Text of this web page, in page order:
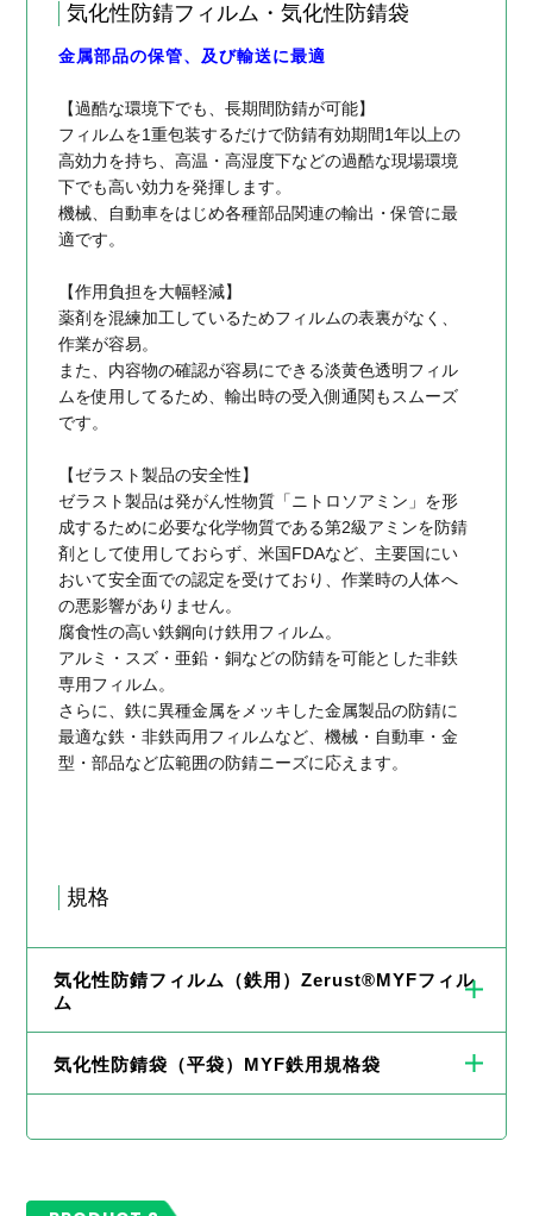
気化性防錆フィルム・気化性防錆袋
金属部品の保管、及び輸送に最適
【過酷な環境下でも、長期間防錆が可能】
フィルムを1重包装するだけで防錆有効期間1年以上の
高効力を持ち、高温・高湿度下などの過酷な現場環境
下でも高い効力を発揮します。
機械、自動車をはじめ各種部品関連の輸出・保管に最
適です。
【作用負担を大幅軽減】
薬剤を混練加工しているためフィルムの表裏がなく、
作業が容易。
また、内容物の確認が容易にできる淡黄色透明フィル
ムを使用してるため、輸出時の受入側通関もスムーズ
です。
【ゼラスト製品の安全性】
ゼラスト製品は発がん性物質「ニトロソアミン」を形
成するために必要な化学物質である第2級アミンを防錆
剤として使用しておらず、米国FDAなど、主要国にい
おいて安全面での認定を受けており、作業時の人体へ
の悪影響がありません。
腐食性の高い鉄鋼向け鉄用フィルム。
アルミ・スズ・亜鉛・銅などの防錆を可能とした非鉄
専用フィルム。
さらに、鉄に異種金属をメッキした金属製品の防錆に
最適な鉄・非鉄両用フィルムなど、機械・自動車・金
型・部品など広範囲の防錆ニーズに応えます。
規格
気化性防錆フィルム（鉄用）Zerust®MYFフィル
ム
気化性防錆袋（平袋）MYF鉄用規格袋